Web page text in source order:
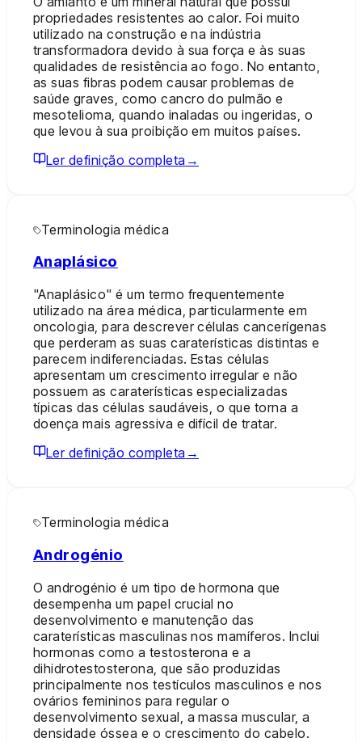
propriedades resistentes ao calor. Foi muito
utilizado na construção e na indústria
transformadora devido à sua força e às suas
qualidades de resistência ao fogo. No entanto,
as suas fibras podem causar problemas de
saúde graves, como cancro do pulmão e
mesotelioma, quando inaladas ou ingeridas, o
que levou à sua proibição em muitos países.
Ler definição completa →
Terminologia médica
Anaplásico
"Anaplásico" é um termo frequentemente
utilizado na área médica, particularmente em
oncologia, para descrever células cancerígenas
que perderam as suas caraterísticas distintas e
parecem indiferenciadas. Estas células
apresentam um crescimento irregular e não
possuem as caraterísticas especializadas
típicas das células saudáveis, o que torna a
doença mais agressiva e difícil de tratar.
Ler definição completa →
Terminologia médica
Androgénio
O androgénio é um tipo de hormona que
desempenha um papel crucial no
desenvolvimento e manutenção das
caraterísticas masculinas nos mamíferos. Inclui
hormonas como a testosterona e a
dihidrotestosterona, que são produzidas
principalmente nos testículos masculinos e nos
ovários femininos para regular o
desenvolvimento sexual, a massa muscular, a
densidade óssea e o crescimento do cabelo.